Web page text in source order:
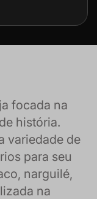
focada na
história.
variedade de
para seu
narguilé,
na